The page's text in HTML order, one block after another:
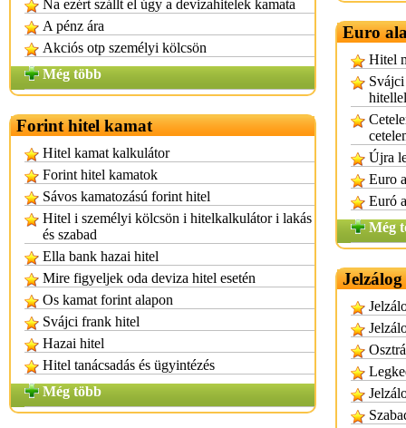
Na ezért szállt el úgy a devizahitelek kamata
A pénz ára
Akciós otp személyi kölcsön
Még több
Forint hitel kamat
Hitel kamat kalkulátor
Forint hitel kamatok
Sávos kamatozású forint hitel
Hitel i személyi kölcsön i hitelkalkulátor i lakás
és szabad
Ella bank hazai hitel
Mire figyeljek oda deviza hitel esetén
Os kamat forint alapon
Svájci frank hitel
Hazai hitel
Hitel tanácsadás és ügyintézés
Még több
Euro
Hitel
hitellel
Újra
Euro
Euró
Még